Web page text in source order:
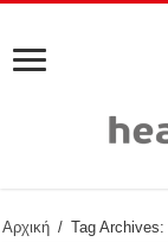
Αρχική / Tag